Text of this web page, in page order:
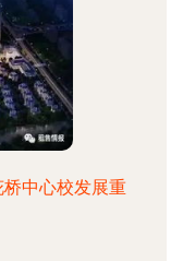
中心校发展重